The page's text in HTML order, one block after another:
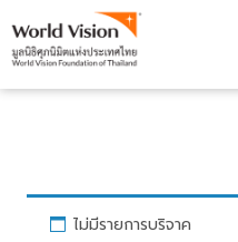
ไม่มีรายการบริจาค